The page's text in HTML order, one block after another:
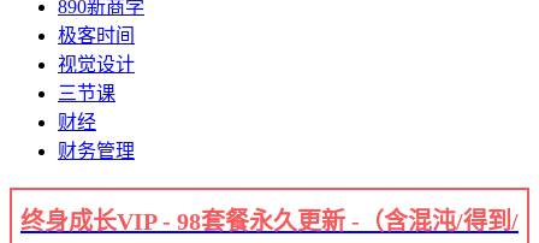
890新商学
极客时间
视觉设计
三节课
财经
财务管理
终身成长VIP - 98套餐永久更新 -（含混沌/得到/